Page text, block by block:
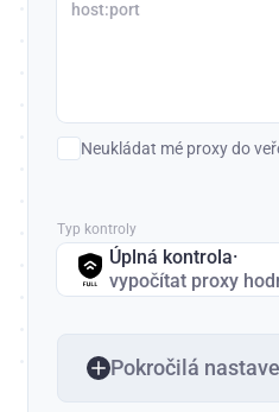
host:port
Neukládat mé proxy do
Typ kontroly
Úplná kontrola·
vypočítat proxy
Pokročilá